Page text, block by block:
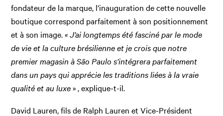
fondateur de la marque, l’inauguration de cette nouvelle
boutique correspond parfaitement à son positionnement
et à son image.«J’ai longtemps été fasciné par le mode
de vie et la culture brésilienne et je crois que notre
premier magasin à São Paulo s’intégrera parfaitement
dans un pays qui apprécie les traditions liées à la vraie
qualité et au luxe» , explique-t-il.
David Lauren, fils de Ralph Lauren et Vice-Président